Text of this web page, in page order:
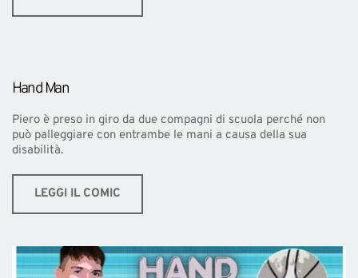
Hand Man
Piero è preso in giro da due compagni di scuola perché non
può palleggiare con entrambe le mani a causa della sua
disabilità.
LEGGI IL COMIC